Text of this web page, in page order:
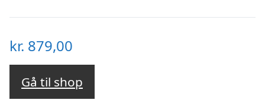
kr. 879,00
Gå til shop